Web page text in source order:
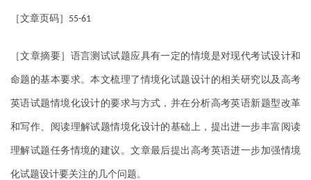
［文章页码］ 55-61
［文章摘要］语言测试试题应具有一定的情境是对现代考试设计和
命题的基本要求。本文梳理了情境化试题设计的相关研究以及高考
英语试题情境化设计的要求与方式，并在分析高考英语新题型改革
和写作、阅读理解试题情境化设计的基础上，提出进一步丰富阅读
理解试题任务情境的建议。文章最后提出高考英语进一步加强情境
化试题设计要关注的几个问题。